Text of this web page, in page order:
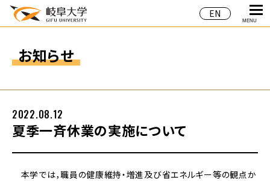
EN
MENU
お知らせ
夏季一斉休業の実施について
2022.08.12
本学では，職員の健康維持・増進及び省エネルギー等の観点か